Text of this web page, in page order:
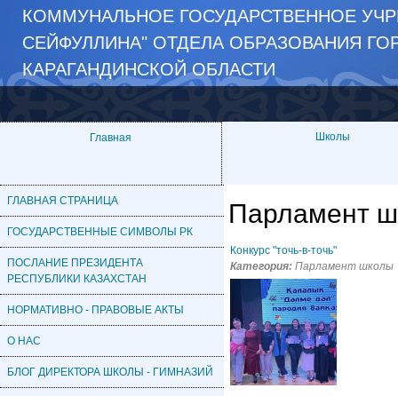
КОММУНАЛЬНОЕ ГОСУДАРСТВЕННОЕ
СЕЙФУЛЛИНА" ОТДЕЛА ОБРАЗОВАНИЯ
КАРАГАНДИНСКОЙ ОБЛАСТИ
Главная Школы
ГЛАВНАЯ СТРАНИЦА
ГОСУДАРСТВЕННЫЕ СИМВОЛЫ РК
ПОСЛАНИЕ ПРЕЗИДЕНТА
РЕСПУБЛИКИ КАЗАХСТАН
НОРМАТИВНО - ПРАВОВЫЕ АКТЫ
О НАС
БЛОГ ДИРЕКТОРА ШКОЛЫ - ГИМНАЗИЙ
Парламент
Конкурс "точь-в-точь"
Категория: Парламент школы